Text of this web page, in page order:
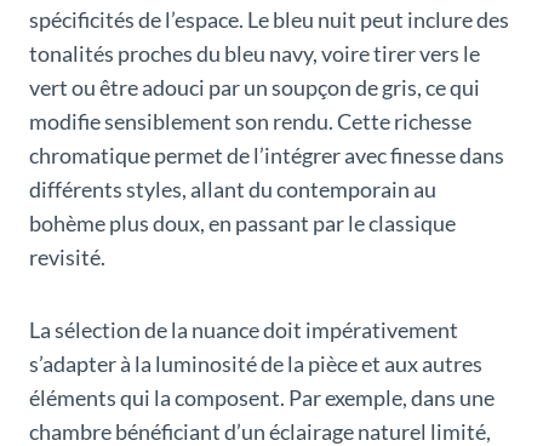
spécificités de l’espace. Le bleu nuit peut inclure des
tonalités proches du bleu navy, voire tirer vers le
vert ou être adouci par un soupçon de gris, ce qui
modifie sensiblement son rendu. Cette richesse
chromatique permet de l’intégrer avec finesse dans
différents styles, allant du contemporain au
bohème plus doux, en passant par le classique
revisité.
La sélection de la nuance doit impérativement
s’adapter à la luminosité de la pièce et aux autres
éléments qui la composent. Par exemple, dans une
chambre bénéficiant d’un éclairage naturel limité,